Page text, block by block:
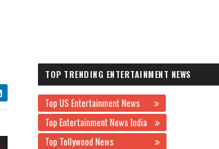
TOP TRENDING ENTERTAINMENT NEWS
Top US Entertainment News
Top Entertainment News India
Top Tollywood News